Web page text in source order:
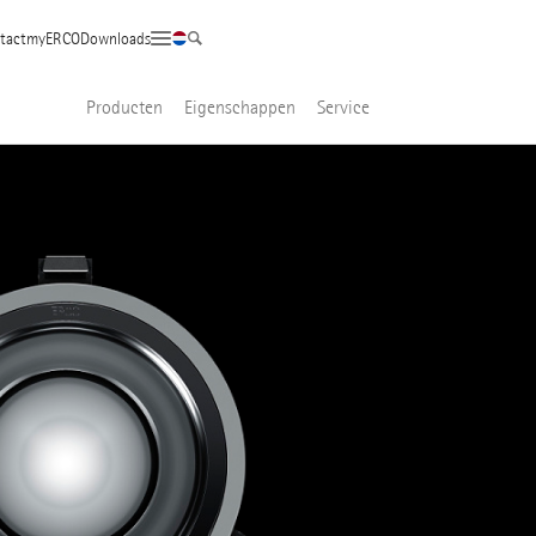
myERCODownloads
Producten Eigenschappen Service